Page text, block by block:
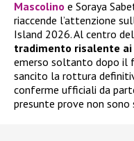
Mascolino e Soraya
riaccende l’attenzione
Island 2026. Al centro
tradimento risalente
emerso soltanto dopo il
sancito la rottura
conferme ufficiali da
presunte prove non sono